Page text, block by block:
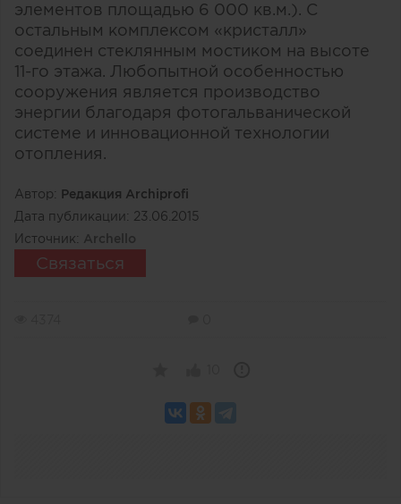
элементов площадью 6 000 кв.м.). С
остальным комплексом «кристалл»
соединен стеклянным мостиком на высоте
11-го этажа. Любопытной особенностью
сооружения является производство
энергии благодаря фотогальванической
системе и инновационной технологии
отопления.
Автор: Редакция Archiprofi
Дата публикации: 23.06.2015
Источник: Archello
Связаться